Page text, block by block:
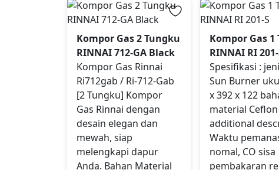
Kompor Gas 2 Tungku
RINNAI 712-GA Black
Kompor Gas Rinnai
Ri712gab / Ri-712-Gab
[2 Tungku] Kompor
Gas Rinnai dengan
desain elegan dan
mewah, siap
melengkapi dapur
Anda. Bahan Material
Kompor Gas 1
RINNAI RI
Spesifikasi :
Sun Burner
x 392 x 122
material Ceflon
additional
Waktu
nomal, CO sisa
pembakaran